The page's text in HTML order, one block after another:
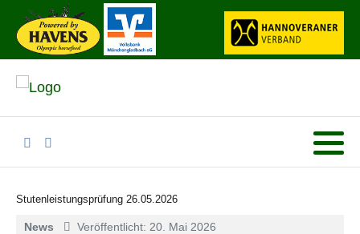
Stutenleistungsprüfung 26.05.2026
News Veröffentlicht: 20. Mai 2026